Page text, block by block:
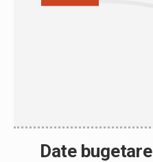
Date bugetare